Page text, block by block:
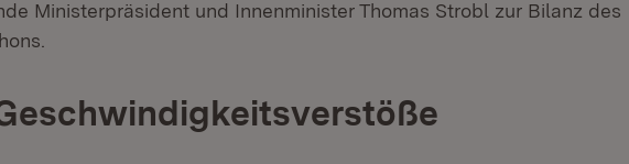
Ministerpräsident und Innenminister Thomas Strobl zur Bilanz des
Geschwindigkeitsverstöße